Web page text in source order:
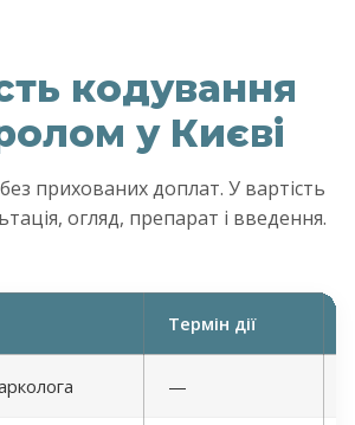
кодування
у Києві
прихованих доплат. У вартість
огляд, препарат і введення.
Термін дії
—